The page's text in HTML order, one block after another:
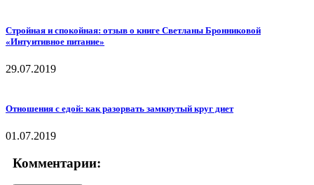
Стройная и спокойная: отзыв о книге Светланы Бронниковой
«Интуитивное питание»
29.07.2019
Отношения с едой: как разорвать замкнутый круг диет
01.07.2019
Комментарии: